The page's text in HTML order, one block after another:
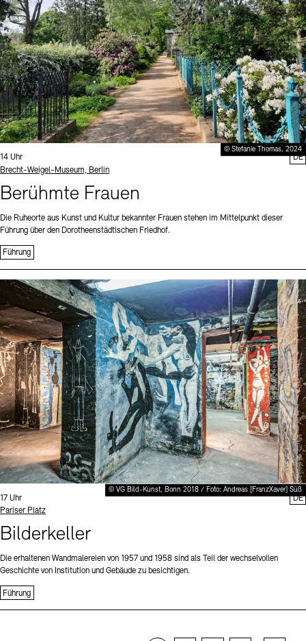
© Stefanie Thomas, 2024
Uhrzeit:
14 Uhr
Standort
Brecht-Weigel-Museum, Berlin
Berühmte Frauen
Die Ruheorte aus Kunst und Kultur bekannter Frauen stehen im Mittelpunkt dieser
Führung über den Dorotheenstädtischen Friedhof.
Führung
DE
© VG Bild-Kunst, Bonn 2018 / Foto: Andreas [FranzXaver] Süß
Uhrzeit:
17 Uhr
Standort
Pariser Platz
Bilderkeller
Die erhaltenen Wandmalereien von 1957 und 1958 sind als Teil der wechselvollen
Geschichte von Institution und Gebäude zu besichtigen.
Führung
DE